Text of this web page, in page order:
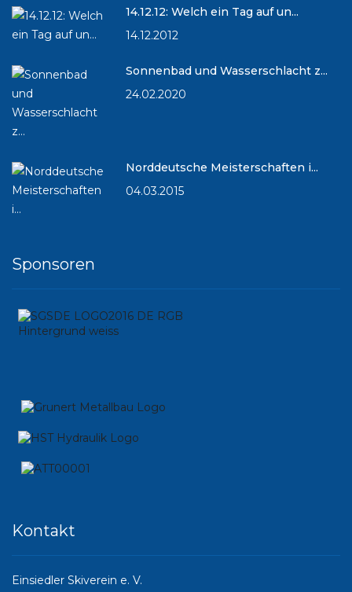
14.12.12: Welch ein Tag auf un...
14.12.2012
Sonnenbad und Wasserschlacht z...
24.02.2020
Norddeutsche Meisterschaften i...
04.03.2015
Sponsoren
Kontakt
Einsiedler Skiverein e. V.